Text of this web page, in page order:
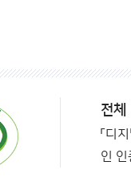
전
「디
인